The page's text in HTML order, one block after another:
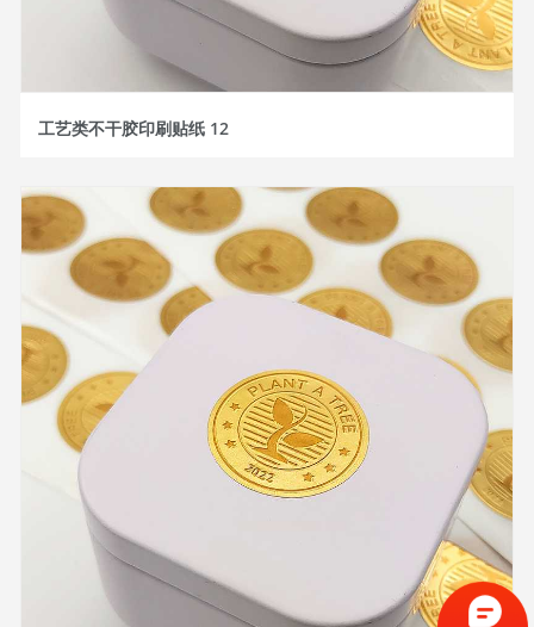
工艺类不干胶印刷贴纸 12